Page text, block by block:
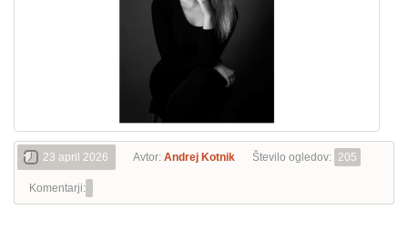
23 april 2026 Avtor: Andrej Kotnik Število ogledov: 205
Komentarji: